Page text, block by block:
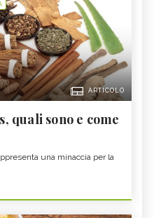
ARTICOLO
quali sono e come
una minaccia per la